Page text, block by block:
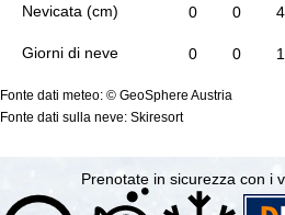
Nevicata (cm)
Giorni di neve
0 0 4
0 0 1
Fonte dati meteo: © GeoSphere Austria
Fonte dati sulla neve: Skiresort
Prenotate in sicurezza con i